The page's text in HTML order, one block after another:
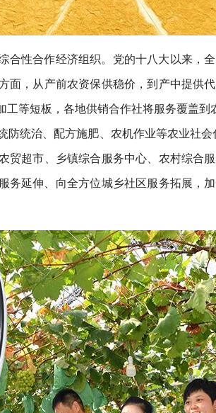
合性合作经济组织。党的十八大以来，
面，从产前农资保供稳价，到产中提供
等短板，各地供销合作社将服务覆盖
防统治、配方施肥、农机作业等农业社
贸超市、乡镇综合服务中心、农村综合
延伸、向全方位城乡社区服务拓展，